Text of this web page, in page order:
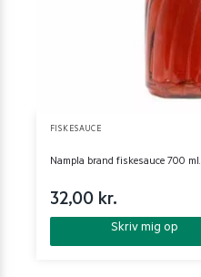
FISKESAUCE
Nampla brand fiskesauce 700 ml.
32,00 kr.
Skriv mig op